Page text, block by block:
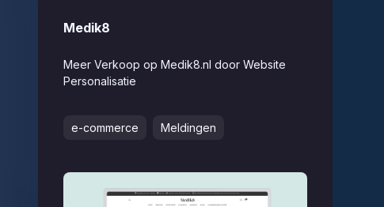
Medik8
Meer Verkoop op Medik8.nl door Website
Personalisatie
e-commerce Meldingen